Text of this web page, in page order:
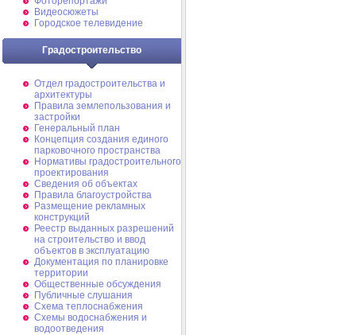
Видеосюжеты
Городское телевидение
Градостроительство
Отдел градостроительства и
архитектуры
Правила землепользования и
застройки
Генеральный план
Концепция создания единого
парковочного пространства
Нормативы градостроительного
проектирования
Сведения об объектах
Правила благоустройства
Размещение рекламных
конструкций
Реестр выданных разрешений
на строительство и ввод
объектов в эксплуатацию
Документация по планировке
территории
Общественные обсуждения
Публичные слушания
Схема теплоснабжения
Схемы водоснабжения и
водоотведения